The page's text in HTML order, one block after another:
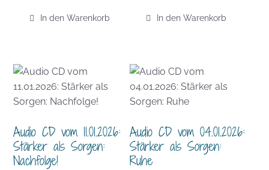
In den Warenkorb In den Warenkorb
Audio CD vom 11.01.2026:
Stärker als Sorgen:
Nachfolge!
Audio CD vom 04.01.2026:
Stärker als Sorgen:
Ruhe